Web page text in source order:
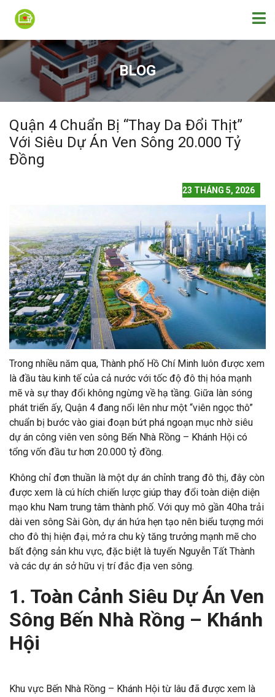
BLOG
Quận 4 Chuẩn Bị “Thay Da Đổi Thịt”
Với Siêu Dự Án Ven Sông 20.000 Tỷ
Đồng
23 THÁNG 5, 2026
Trong nhiều năm qua, Thành phố Hồ Chí Minh luôn được xem
là đầu tàu kinh tế của cả nước với tốc độ đô thị hóa mạnh
mẽ và sự thay đổi không ngừng về hạ tầng. Giữa làn sóng
phát triển ấy, Quận 4 đang nổi lên như một “viên ngọc thô”
chuẩn bị bước vào giai đoạn bứt phá ngoạn mục nhờ siêu
dự án công viên ven sông Bến Nhà Rồng – Khánh Hội có
tổng vốn đầu tư hơn 20.000 tỷ đồng.
Không chỉ đơn thuần là một dự án chỉnh trang đô thị, đây còn
được xem là cú hích chiến lược giúp thay đổi toàn diện diện
mạo khu Nam trung tâm thành phố. Với quy mô gần 40ha trải
dài ven sông Sài Gòn, dự án hứa hẹn tạo nên biểu tượng mới
cho đô thị hiện đại, mở ra chu kỳ tăng trưởng mạnh mẽ cho
bất động sản khu vực, đặc biệt là tuyến Nguyễn Tất Thành
và các dự án sở hữu vị trí đắc địa ven sông.
1. Toàn Cảnh Siêu Dự Án Ven
Sông Bến Nhà Rồng – Khánh
Hội
Khu vực Bến Nhà Rồng – Khánh Hội từ lâu đã được xem là